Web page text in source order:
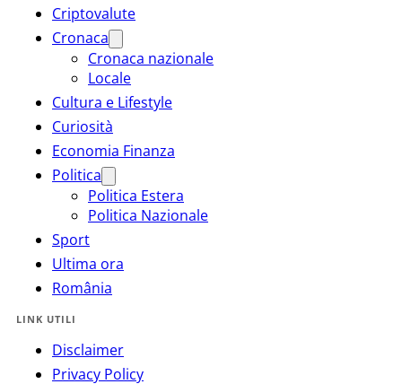
Criptovalute
Cronaca
Cronaca nazionale
Locale
Cultura e Lifestyle
Curiosità
Economia Finanza
Politica
Politica Estera
Politica Nazionale
Sport
Ultima ora
România
LINK UTILI
Disclaimer
Privacy Policy